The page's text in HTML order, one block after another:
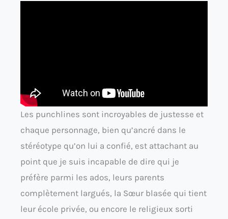
Les punchlines sont incroyables de justesse et
chaque personnage, bien qu’ancré dans le
stéréotype qu’on lui a confié, est attachant au
point que je suis incapable de dire qui je
préfère parmi les ados, leurs parents
complètement largués, la Sœur blasée qui tient
leur école privée, ou encore le religieux sorti